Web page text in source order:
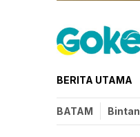
BERITA UTAMA
BATAM Bintan